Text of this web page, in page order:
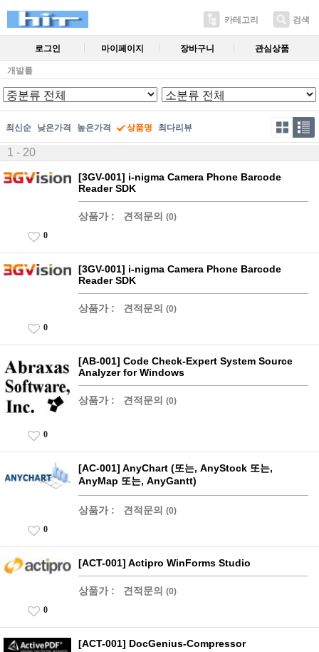
카테고리 검색
로그인 마이페이지 장바구니 관심상품
개발툴
최신순 낮은가격 높은가격 상품명 최다리뷰
1 - 20
[3GV-001] i-nigma Camera Phone Barcode
Reader SDK
상품가 : 견적문의 (0)
0
[3GV-001] i-nigma Camera Phone Barcode
Reader SDK
상품가 : 견적문의 (0)
0
[AB-001] Code Check-Expert System Source
Analyzer for Windows
상품가 : 견적문의 (0)
0
[AC-001] AnyChart (또는, AnyStock 또는,
AnyMap 또는, AnyGantt)
상품가 : 견적문의 (0)
0
[ACT-001] Actipro WinForms Studio
상품가 : 견적문의 (0)
0
[ACT-001] DocGenius-Compressor